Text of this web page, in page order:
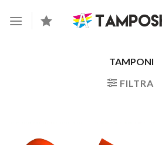
TAMPONI
FILTRA